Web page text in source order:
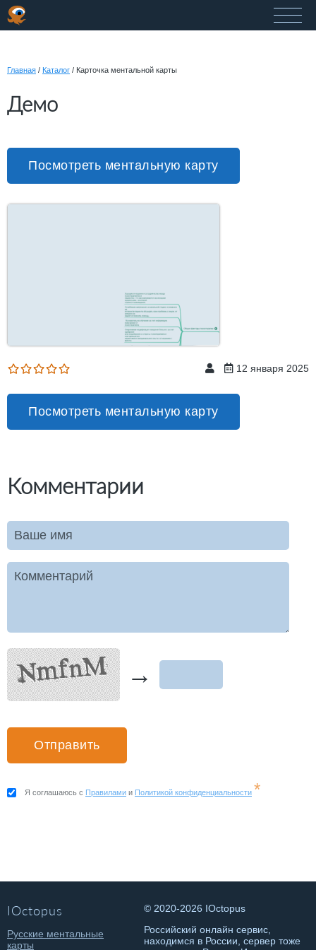
Главная / Каталог / Карточка ментальной карты
Демо
Посмотреть ментальную карту
12 января 2025
Посмотреть ментальную карту
Комментарии
Ваше имя
Комментарий
→
Я соглашаюсь с Правилами и Политикой конфиденциальности *
IOctopus
Русские ментальные
карты
© 2020-2026 IOctopus
Российский онлайн сервис,
находимся в России, сервер тоже